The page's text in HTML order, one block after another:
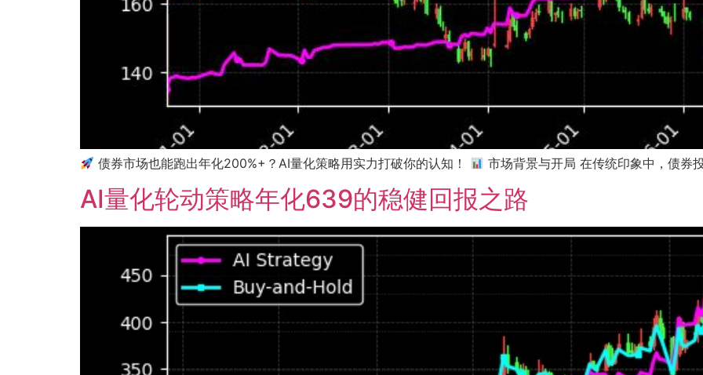
债券市场也能跑出年化200%+？AI量化策略用实力打破你的认知！ 市场背景与开局 在传统印象中，债券
AI量化轮动策略年化639的稳健回报之路